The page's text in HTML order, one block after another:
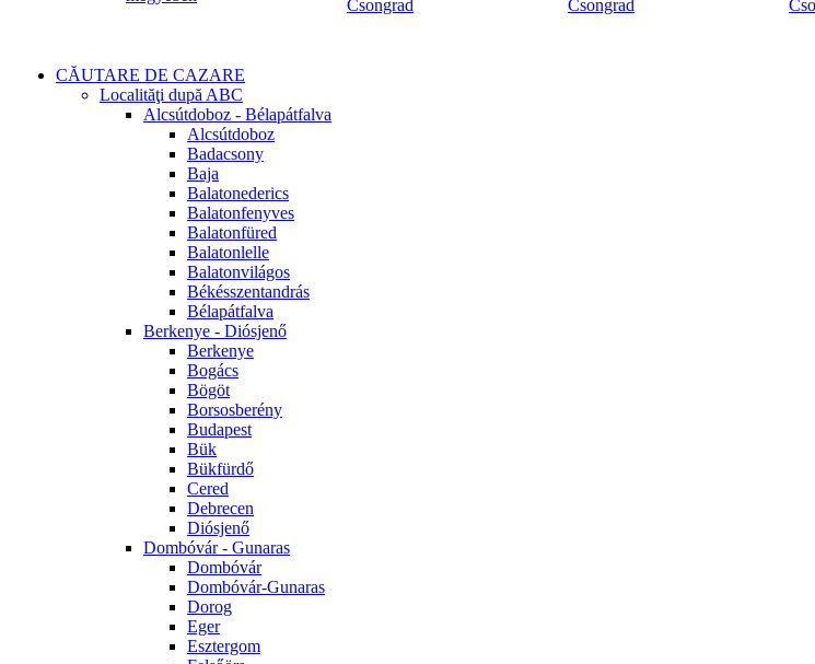
CĂUTARE DE CAZARE
Localităţi după ABC
Alcsútdoboz - Bélapátfalva
Alcsútdoboz
Badacsony
Baja
Balatonederics
Balatonfenyves
Balatonfüred
Balatonlelle
Balatonvilágos
Békésszentandrás
Bélapátfalva
Berkenye - Diósjenő
Berkenye
Bogács
Bögöt
Borsosberény
Budapest
Bük
Bükfürdő
Cered
Debrecen
Diósjenő
Dombóvár - Gunaras
Dombóvár
Dombóvár-Gunaras
Dorog
Eger
Esztergom